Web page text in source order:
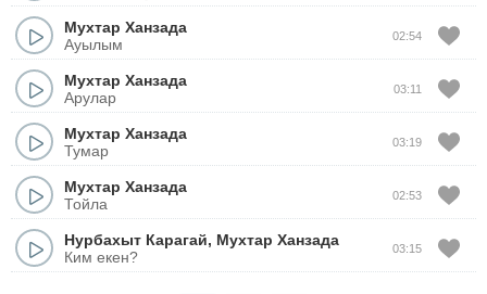
Мухтар Ханзада
Ауылым
02:54
Мухтар Ханзада
Арулар
03:11
Мухтар Ханзада
Тумар
03:19
Мухтар Ханзада
Тойла
02:53
Нурбахыт Карагай, Мухтар Ханзада
Ким екен?
03:15